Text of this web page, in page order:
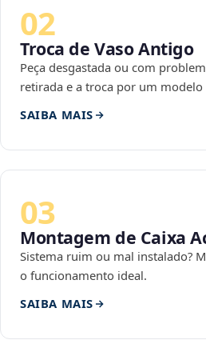
02
Troca de Vaso Antigo
Peça desgastada ou com
retirada e a troca por um modelo
SAIBA MAIS
03
Montagem de Caixa
Sistema ruim ou mal instalado?
o funcionamento ideal.
SAIBA MAIS